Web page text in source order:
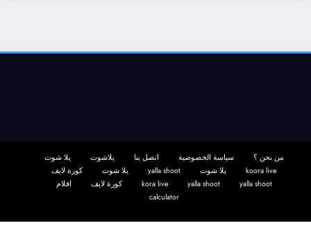
من نحن ؟ سياسة الخصوصية اتصل بنا يلاشوت
يلا شوت
koora live
يلا شوت yalla shoot يلا شوت
كورة لايف
yalla shoot
yalla shoot
kora live كورة لايف
افلام
calculator